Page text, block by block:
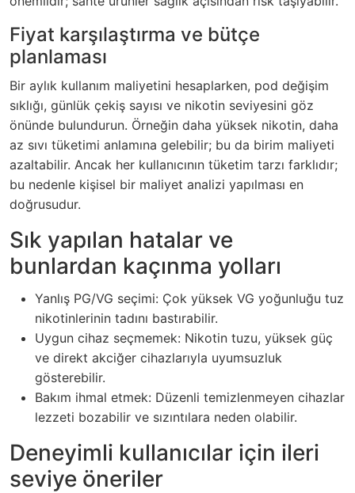
Fiyat karşılaştırma ve bütçe
planlaması
Bir aylık kullanım maliyetini hesaplarken, pod değişim
sıklığı, günlük çekiş sayısı ve nikotin seviyesini göz
önünde bulundurun. Örneğin daha yüksek nikotin, daha
az sıvı tüketimi anlamına gelebilir; bu da birim maliyeti
azaltabilir. Ancak her kullanıcının tüketim tarzı farklıdır;
bu nedenle kişisel bir maliyet analizi yapılması en
doğrusudur.
Sık yapılan hatalar ve
bunlardan kaçınma yolları
Yanlış PG/VG seçimi: Çok yüksek VG yoğunluğu tuz
nikotinlerinin tadını bastırabilir.
Uygun cihaz seçmemek: Nikotin tuzu, yüksek güç
ve direkt akciğer cihazlarıyla uyumsuzluk
gösterebilir.
Bakım ihmal etmek: Düzenli temizlenmeyen cihazlar
lezzeti bozabilir ve sızıntılara neden olabilir.
Deneyimli kullanıcılar için ileri
seviye öneriler